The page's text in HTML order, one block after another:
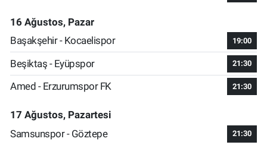
16 Ağustos, Pazar
Başakşehir - Kocaelispor
19:00
Beşiktaş - Eyüpspor 21:30
Amed - Erzurumspor FK 21:30
17 Ağustos, Pazartesi
Samsunspor - Göztepe
21:30